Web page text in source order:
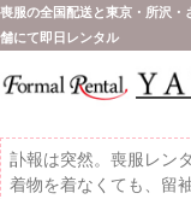
喪服の全国配送と東京・所沢
舗にて即日レンタル
訃報は突然。喪服レン
着物を着なくても、留